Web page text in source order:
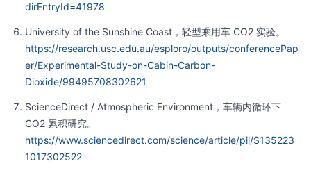
dirEntryId=41978
University of the Sunshine Coast，轻型乘用车 CO2 实验。
https://research.usc.edu.au/esploro/outputs/conferencePap
er/Experimental-Study-on-Cabin-Carbon-
Dioxide/99495708302621
ScienceDirect / Atmospheric Environment，车辆内循环下
CO2 累积研究。
https://www.sciencedirect.com/science/article/pii/S135223
1017302522